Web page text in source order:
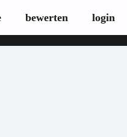
bewerten login